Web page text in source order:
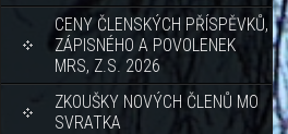
CENY ČLENSKÝCH PŘÍSPĚVKŮ,
ZÁPISNÉHO A POVOLENEK
MRS, Z.S. 2026
ZKOUŠKY NOVÝCH ČLENŮ MO
SVRATKA